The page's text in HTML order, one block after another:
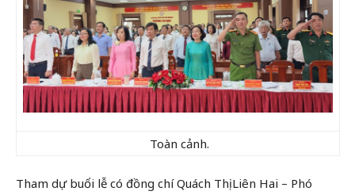
Toàn cảnh.
Tham dự buổi lễ có đồng chí Quách Thị Liên Hai – Phó